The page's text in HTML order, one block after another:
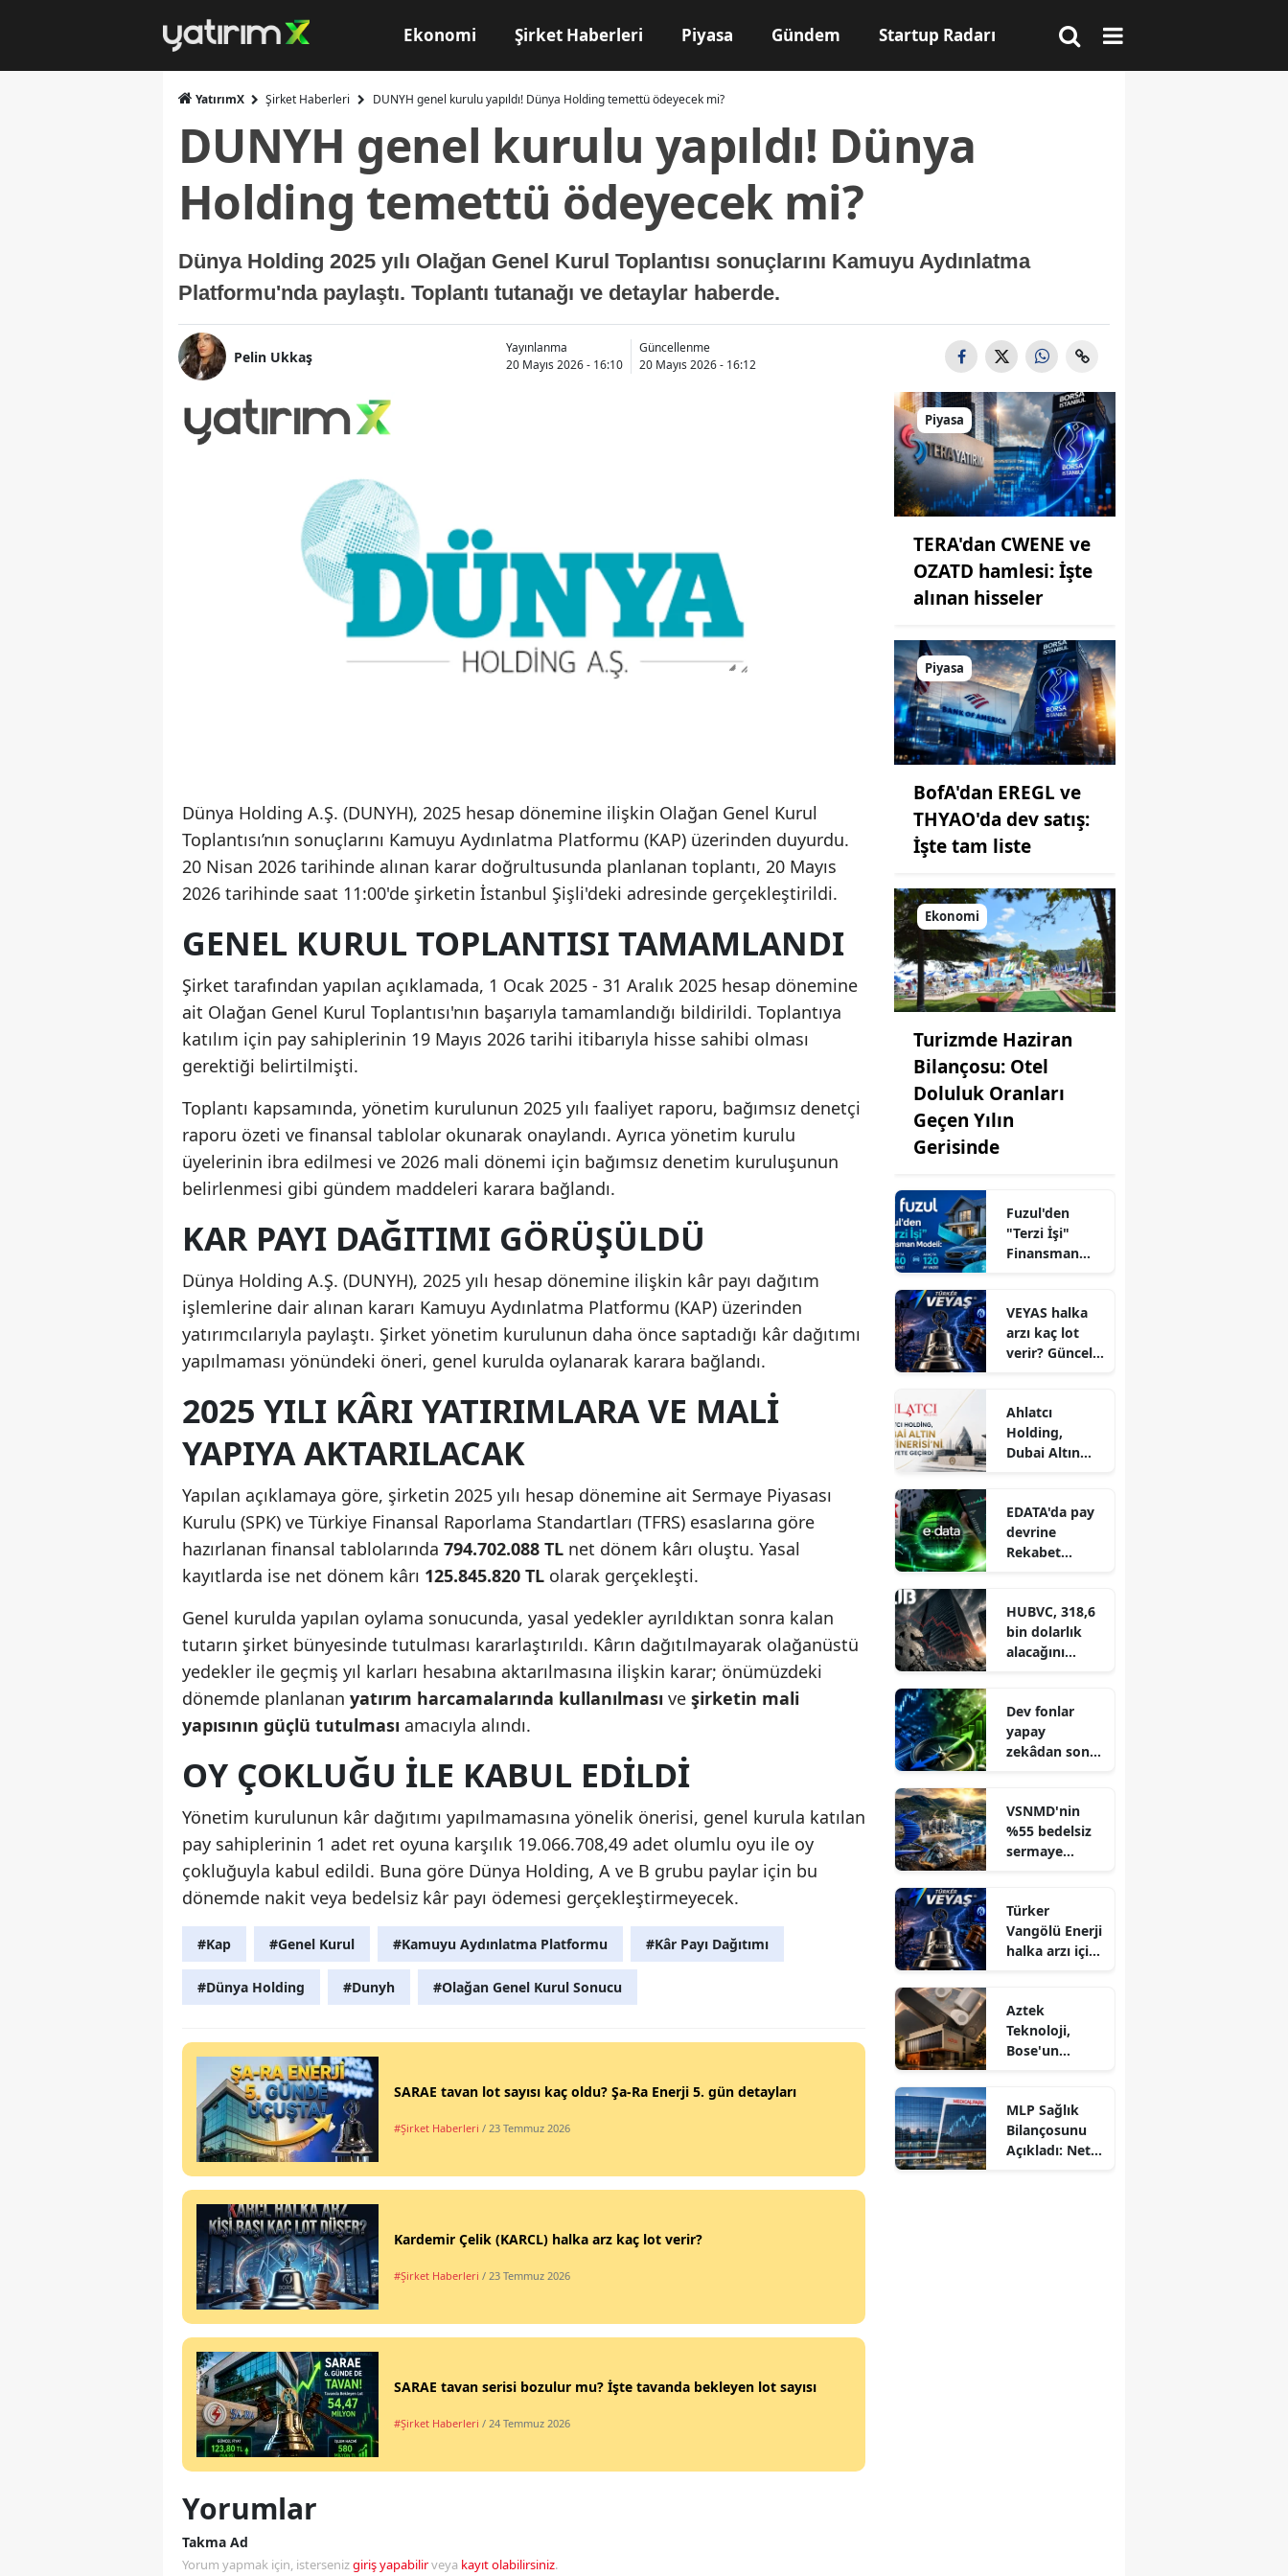
Ekonomi Şirket Haberleri Piyasa Gündem Startup Radarı
YatırımX Şirket Haberleri DUNYH genel kurulu yapıldı! Dünya Holding temettü ödeyecek mi?
DUNYH genel kurulu yapıldı! Dünya
Holding temettü ödeyecek mi?
Dünya Holding 2025 yılı Olağan Genel Kurul Toplantısı sonuçlarını Kamuyu Aydınlatma
Platformu'nda paylaştı. Toplantı tutanağı ve detaylar haberde.
Pelin Ukkaş
Yayınlanma
20 Mayıs 2026 - 16:10
Güncellenme
20 Mayıs 2026 - 16:12
Dünya Holding A.Ş. (DUNYH), 2025 hesap dönemine ilişkin Olağan Genel Kurul
Toplantısı’nın sonuçlarını Kamuyu Aydınlatma Platformu (KAP) üzerinden duyurdu.
20 Nisan 2026 tarihinde alınan karar doğrultusunda planlanan toplantı, 20 Mayıs
2026 tarihinde saat 11:00'de şirketin İstanbul Şişli'deki adresinde gerçekleştirildi.
GENEL KURUL TOPLANTISI TAMAMLANDI
Şirket tarafından yapılan açıklamada, 1 Ocak 2025 - 31 Aralık 2025 hesap dönemine
ait Olağan Genel Kurul Toplantısı'nın başarıyla tamamlandığı bildirildi. Toplantıya
katılım için pay sahiplerinin 19 Mayıs 2026 tarihi itibarıyla hisse sahibi olması
gerektiği belirtilmişti.
Toplantı kapsamında, yönetim kurulunun 2025 yılı faaliyet raporu, bağımsız denetçi
raporu özeti ve finansal tablolar okunarak onaylandı. Ayrıca yönetim kurulu
üyelerinin ibra edilmesi ve 2026 mali dönemi için bağımsız denetim kuruluşunun
belirlenmesi gibi gündem maddeleri karara bağlandı.
KAR PAYI DAĞITIMI GÖRÜŞÜLDÜ
Dünya Holding A.Ş. (DUNYH), 2025 yılı hesap dönemine ilişkin kâr payı dağıtım
işlemlerine dair alınan kararı Kamuyu Aydınlatma Platformu (KAP) üzerinden
yatırımcılarıyla paylaştı. Şirket yönetim kurulunun daha önce saptadığı kâr dağıtımı
yapılmaması yönündeki öneri, genel kurulda oylanarak karara bağlandı.
2025 YILI KÂRI YATIRIMLARA VE MALI
YAPIYA AKTARILACAK
Yapılan açıklamaya göre, şirketin 2025 yılı hesap dönemine ait Sermaye Piyasası
Kurulu (SPK) ve Türkiye Finansal Raporlama Standartları (TFRS) esaslarına göre
hazırlanan finansal tablolarında 794.702.088 TL net dönem kârı oluştu. Yasal
kayıtlarda ise net dönem kârı 125.845.820 TL olarak gerçekleşti.
Genel kurulda yapılan oylama sonucunda, yasal yedekler ayrıldıktan sonra kalan
tutarın şirket bünyesinde tutulması kararlaştırıldı. Kârın dağıtılmayarak olağanüstü
yedekler ile geçmiş yıl karları hesabına aktarılmasına ilişkin karar; önümüzdeki
dönemde planlanan yatırım harcamalarında kullanılması ve şirketin mali
yapısının güçlü tutulması amacıyla alındı.
OY ÇOKLUĞU ILE KABUL EDILDI
Yönetim kurulunun kâr dağıtımı yapılmamasına yönelik önerisi, genel kurula katılan
pay sahiplerinin 1 adet ret oyuna karşılık 19.066.708,49 adet olumlu oyu ile oy
çokluğuyla kabul edildi. Buna göre Dünya Holding, A ve B grubu paylar için bu
dönemde nakit veya bedelsiz kâr payı ödemesi gerçekleştirmeyecek.
#Kap #Genel Kurul #Kamuyu Aydınlatma Platformu #Kâr Payı Dağıtımı
#Dünya Holding #Dunyh #Olağan Genel Kurul Sonucu
SARAE tavan lot sayısı kaç oldu? Şa-Ra Enerji 5. gün detayları
#Şirket Haberleri / 23 Temmuz 2026
Kardemir Çelik (KARCL) halka arz kaç lot verir?
#Şirket Haberleri / 23 Temmuz 2026
SARAE tavan serisi bozulur mu? İşte tavanda bekleyen lot sayısı
#Şirket Haberleri / 24 Temmuz 2026
Yorumlar
Takma Ad
Yorum yapmak için, istersenizgiriş yapabilirveya kayıt olabilirsiniz.
Piyasa
TERA'dan CWENE ve
OZATD hamlesi: İşte
alınan hisseler
Piyasa
BofA'dan EREGL ve
THYAO'da dev satış:
İşte tam liste
Ekonomi
Turizmde Haziran
Bilançosu: Otel
Doluluk Oranları
Geçen Yılın
Gerisinde
Fuzul'den
"Terzi İşi"
Finansman
Araçta 120 Ay
Vade!
VEYAS halka
arzı kaç lot
verir? Güncel
Ahlatcı
Holding,
Dubai Altın
geçirdi
EDATA'da pay
devrine
Rekabet
HUBVC, 318,6
bin dolarlık
alacağını
Dev fonlar
yapay
zekâdan sonra
VSNMD'nin
%55 bedelsiz
sermaye
Türker
Vangölü Enerji
halka arzı için
Aztek
Teknoloji,
Bose'un
oldu
MLP Sağlık
Bilançosunu
Açıkladı: Net